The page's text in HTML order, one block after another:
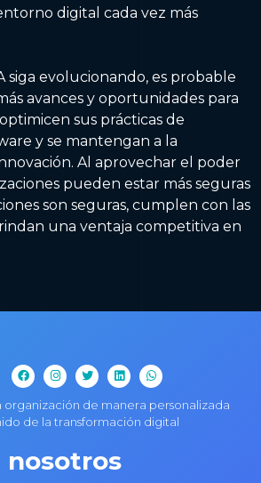
digital cada vez más
siga evolucionando, es probable
avances y oportunidades para
sus prácticas de
y se mantengan a la
Al aprovechar el poder
pueden estar más seguras
son seguras, cumplen con las
una ventaja competitiva en
de manera personalizada
de la transformación digital
nosotros